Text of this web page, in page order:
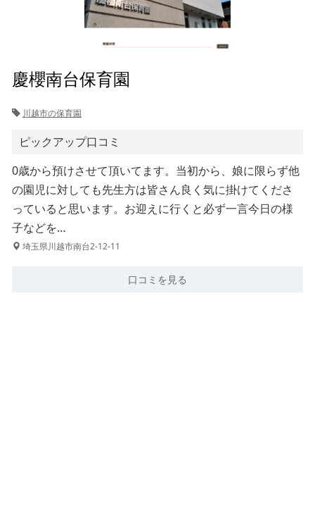
慶櫻南台保育園
川越市の保育園
ピックアップ口コミ
0歳から預けさせて頂いてます。当初から、娘に限らず他
の園児に対しても先生方は皆さん良く気に掛けてくださ
っていると思います。お迎えに行くと必ず一言今日の様
子などを…
埼玉県川越市南台2-12-11
口コミを見る